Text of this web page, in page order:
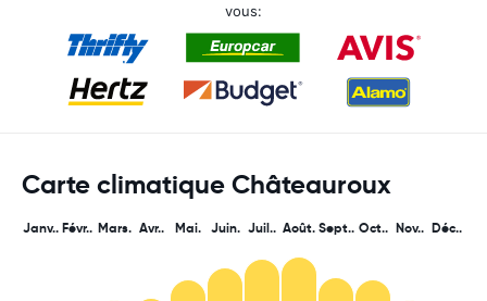
vous:
Carte climatique Châteauroux
Janv.. Févr.. Mars. Avr.. Mai. Juin. Juil.. Août. Sept.. Oct.. Nov.. Déc..